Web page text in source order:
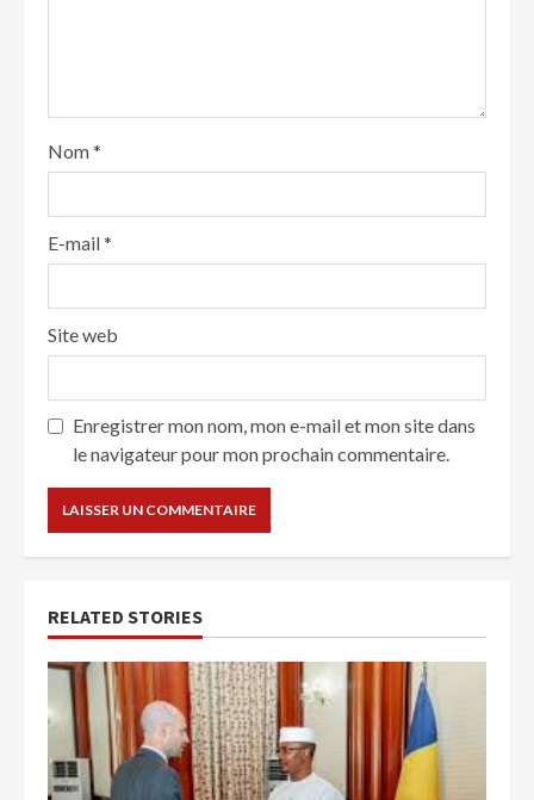
Nom*
E-mail*
Site web
Enregistrer mon nom, mon e-mail et mon site dans
le navigateur pour mon prochain commentaire.
RELATED STORIES